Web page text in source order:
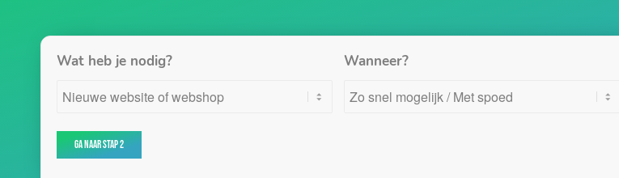
Wat heb je nodig? Wanneer?